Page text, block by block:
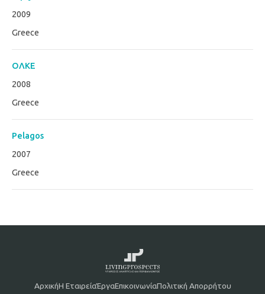
2009
Greece
ΟΛΚΕ
2008
Greece
Pelagos
2007
Greece
ΑρχικήΗ ΕταιρείαΈργαΕπικοινωνίαΠολιτική Απορρήτου